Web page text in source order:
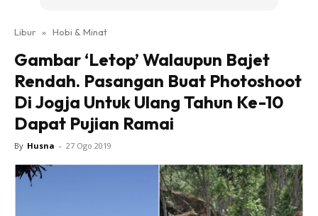
Libur » Hobi & Minat
Gambar ‘Letop’ Walaupun Bajet
Rendah. Pasangan Buat Photoshoot
Di Jogja Untuk Ulang Tahun Ke-10
Dapat Pujian Ramai
By Husna - 27 Ogo 2019